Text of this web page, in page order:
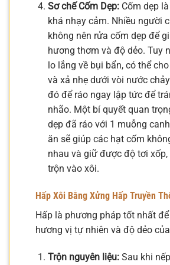
Sơ chế Cốm Dẹp:Cốm dẹp
khá nhạy cảm. Nhiều người
không nên rửa cốm dẹp để
hương thơm và độ dẻo. Tuy
lo lắng về bụi bẩn, có thể
và xả nhẹ dưới vòi nước
đó để ráo ngay lập tức để
nhão. Một bí quyết quan
dẹp đã ráo với 1 muỗng
ăn sẽ giúp các hạt cốm
nhau và giữ được độ tơi xốp,
trộn vào xôi.
Hấp Xôi Bằng Xửng Hấp Truyền
Hấp là phương pháp tốt nhất
hương vị tự nhiên và độ dẻo
Trộn nguyên liệu:Sau khi